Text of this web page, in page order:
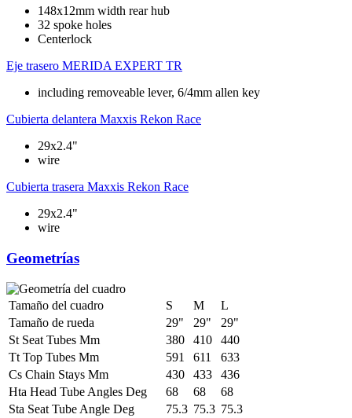
148x12mm width rear hub
32 spoke holes
Centerlock
Eje trasero MERIDA EXPERT TR
including removeable lever, 6/4mm allen key
Cubierta delantera Maxxis Rekon Race
29x2.4"
wire
Cubierta trasera Maxxis Rekon Race
29x2.4"
wire
Geometrías
Tamaño del cuadro S M
L
Tamaño de rueda
29" 29"
29"
St Seat Tubes Mm
380 410
440
Tt Top Tubes Mm
591 611
633
Cs Chain Stays Mm
430 433
436
Hta Head Tube Angles Deg
68 68
68
Sta Seat Tube Angle Deg
75.3 75.3 75.3